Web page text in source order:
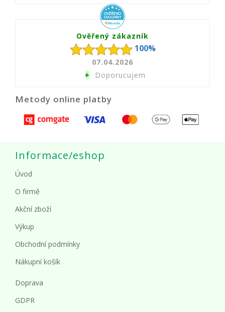
Ověřený zákazník
100%
07.04.2026
+Doporucujem
Metody online platby
Informace/eshop
Úvod
O firmě
Akční zboží
Výkup
Obchodní podmínky
Nákupní košík
Doprava
GDPR